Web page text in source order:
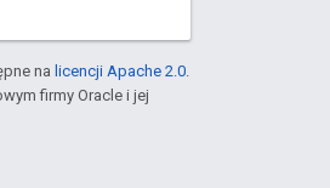
na licencji Apache 2.0.
firmy Oracle i jej